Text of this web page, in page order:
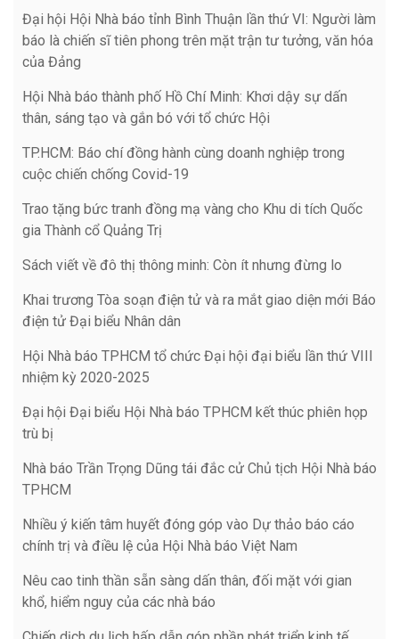
Đại hội Hội Nhà báo tỉnh Bình Thuận lần thứ VI: Người làm
báo là chiến sĩ tiên phong trên mặt trận tư tưởng, văn hóa
của Đảng
Hội Nhà báo thành phố Hồ Chí Minh: Khơi dậy sự dấn
thân, sáng tạo và gắn bó với tổ chức Hội
TP.HCM: Báo chí đồng hành cùng doanh nghiệp trong
cuộc chiến chống Covid-19
Trao tặng bức tranh đồng mạ vàng cho Khu di tích Quốc
gia Thành cổ Quảng Trị
Sách viết về đô thị thông minh: Còn ít nhưng đừng lo
Khai trương Tòa soạn điện tử và ra mắt giao diện mới Báo
điện tử Đại biểu Nhân dân
Hội Nhà báo TPHCM tổ chức Đại hội đại biểu lần thứ VIII
nhiệm kỳ 2020-2025
Đại hội Đại biểu Hội Nhà báo TPHCM kết thúc phiên họp
trù bị
Nhà báo Trần Trọng Dũng tái đắc cử Chủ tịch Hội Nhà báo
TPHCM
Nhiều ý kiến tâm huyết đóng góp vào Dự thảo báo cáo
chính trị và điều lệ của Hội Nhà báo Việt Nam
Nêu cao tinh thần sẵn sàng dấn thân, đối mặt với gian
khổ, hiểm nguy của các nhà báo